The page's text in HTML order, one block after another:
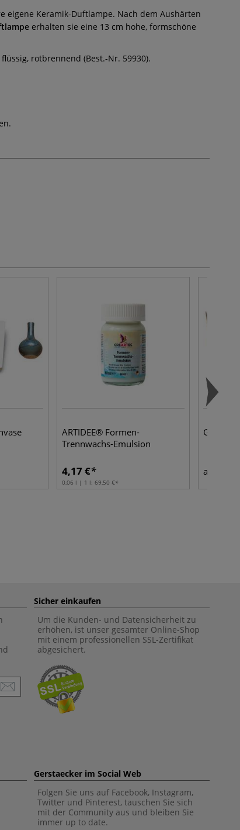
eigene Keramik-Duftlampe. Nach dem Aushärten
erhalten sie eine 13 cm hohe, formschöne
rotbrennend (Best.-Nr. 59930).
ARTIDEE® Formen-
Trennwachs-Emulsion
4,17 €
0,06 l | 1 l: 69,50 €
ab
Sicher einkaufen
Um die Kunden- und Datensicherheit zu
erhöhen, ist unser gesamter Online-Shop
mit einem professionellen SSL-Zertifikat
abgesichert.
Gerstaecker im Social Web
Folgen Sie uns auf Facebook, Instagram,
Twitter und Pinterest, tauschen Sie sich
mit der Community aus und bleiben Sie
immer up to date.